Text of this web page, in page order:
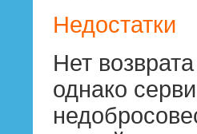
Недостатки
Нет
однако